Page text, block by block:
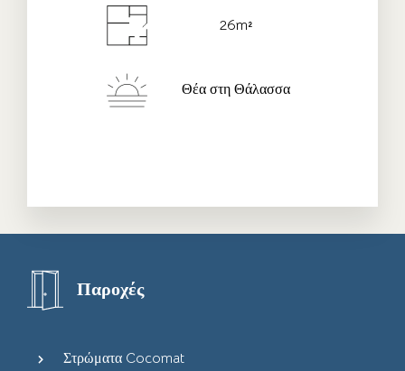
Ενήλικες
26m²
Θέα στη Θάλασσα
Παροχές
Στρώματα Cocomat